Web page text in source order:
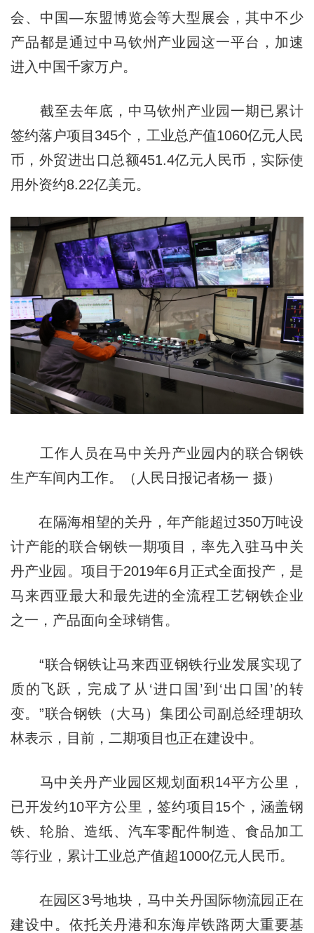
会、中国—东盟博览会等大型展会，其中不少
产品都是通过中马钦州产业园这一平台，加速
进入中国千家万户。
截至去年底，中马钦州产业园一期已累计
签约落户项目345个，工业总产值1060亿元人民
币，外贸进出口总额451.4亿元人民币，实际使
用外资约8.22亿美元。
工作人员在马中关丹产业园内的联合钢铁
生产车间内工作。（人民日报记者杨一 摄）
在隔海相望的关丹，年产能超过350万吨设
计产能的联合钢铁一期项目，率先入驻马中关
丹产业园。项目于2019年6月正式全面投产，是
马来西亚最大和最先进的全流程工艺钢铁企业
之一，产品面向全球销售。
“联合钢铁让马来西亚钢铁行业发展实现了
质的飞跃，完成了从‘进口国’到‘出口国’的转
变。”联合钢铁（大马）集团公司副总经理胡玖
林表示，目前，二期项目也正在建设中。
马中关丹产业园区规划面积14平方公里，
已开发约10平方公里，签约项目15个，涵盖钢
铁、轮胎、造纸、汽车零配件制造、食品加工
等行业，累计工业总产值超1000亿元人民币。
在园区3号地块，马中关丹国际物流园正在
建设中。依托关丹港和东海岸铁路两大重要基